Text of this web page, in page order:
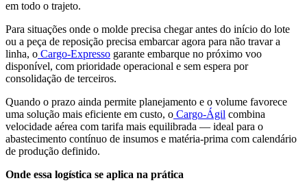
em todo o trajeto.
Para situações onde o molde precisa chegar antes do início do lote
ou a peça de reposição precisa embarcar agora para não travar a
linha, o Cargo-Expresso garante embarque no próximo voo
disponível, com prioridade operacional e sem espera por
consolidação de terceiros.
Quando o prazo ainda permite planejamento e o volume favorece
uma solução mais eficiente em custo, o Cargo-Ágil combina
velocidade aérea com tarifa mais equilibrada — ideal para o
abastecimento contínuo de insumos e matéria-prima com calendário
de produção definido.
Onde essa logística se aplica na prática